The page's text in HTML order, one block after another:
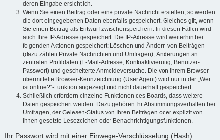
deren Eingabe ersichtlich.
Wenn Sie einen Beitrag oder eine private Nachricht erstellen, so werden
die dort eingegebenen Daten ebenfalls gespeichert. Gleiches gilt, wenn
Sie einen Beitrag als Entwurf zwischenspeichern. In diesen Fällen wird
auch Ihre IP-Adresse gespeichert. Die IP-Adresse wird weiterhin bei
folgenden Aktionen gespeichert: Löschen und Ändern von Beiträgen
(dazu zählen Private Nachrichten und Umfragen), Änderungen an
zentralen Profildaten (E-Mail-Adresse, Kontoaktivierung, Benutzer-
Passwort) und gescheiterte Anmeldeversuche. Die von Ihrem Browser
übermittelte Browser-Kennzeichnung (User Agent) wird nur in der „Wer
ist online?“-Funktion angezeigt und nicht dauerhaft gespeichert.
Schließlich erfordern einzelne Funktionen des Boards, dass weitere
Daten gespeichert werden. Dazu gehören Ihr Abstimmungsverhalten bei
Umfragen, der Gelesen-Status von Ihren Beiträgen oder explizit von
Ihnen gesetzte Lesezeichen oder Benachrichtigungsfunktionen.
Ihr Passwort wird mit einer Einwege-Verschlüsselung (Hash)